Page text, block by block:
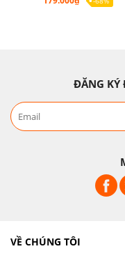
ĐĂNG KÝ
VỀ CHÚNG TÔI